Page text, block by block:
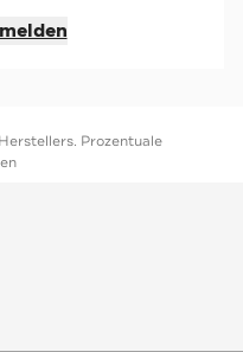
Prozentuale